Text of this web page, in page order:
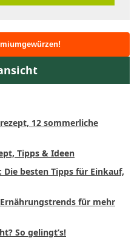
12 sommerliche
Tipps & Ideen
besten Tipps für Einkauf,
für mehr
So gelingt’s!